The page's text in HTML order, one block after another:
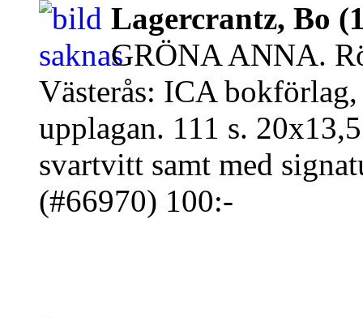
Lagercrantz, Bo
GRÖNA ANNA.
Västerås: ICA
upplagan. 111 s.
svartvitt samt med
(#66970) 100:-